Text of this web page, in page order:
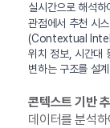
실시간으로 해석
관점에서 추천 시
(Contextual
위치 정보, 시간대
변하는 구조를 설
콘텍스트 기반
데이터를 분석